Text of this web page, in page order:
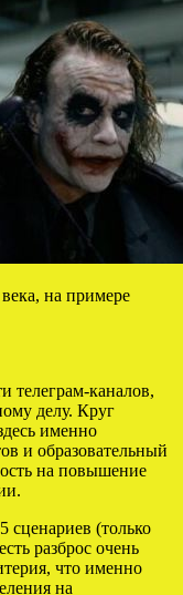
на примере
телеграм-каналов,
делу. Круг
именно
и образовательный
на повышение
сценариев (только
разброс очень
что именно
на